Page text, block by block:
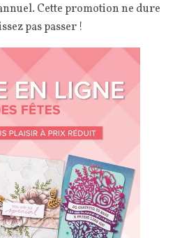
Cette promotion ne dure
pas passer !